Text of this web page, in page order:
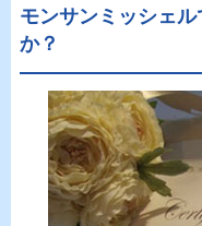
モンサンミッシェ
か？